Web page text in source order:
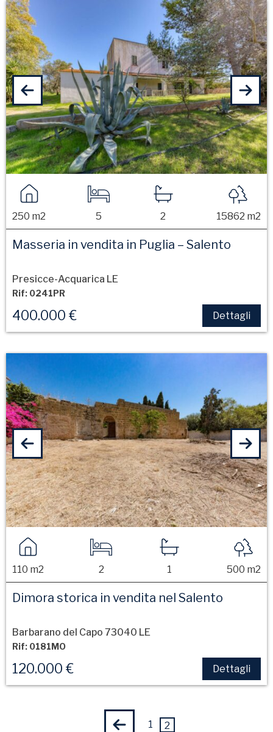
250 m2 5 2 15862 m2
Masseria in vendita in Puglia – Salento
Presicce-Acquarica LE
Rif: 0241PR
400.000 € Dettagli
110 m2 2 1 500 m2
Dimora storica in vendita nel Salento
Barbarano del Capo 73040 LE
Rif: 0181MO
120.000 € Dettagli
1 2